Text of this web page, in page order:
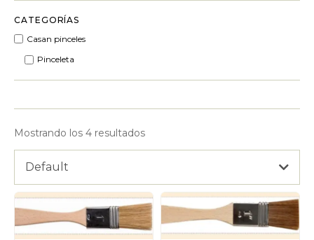
CATEGORÍAS
Casan pinceles
Pinceleta
Mostrando los 4 resultados
Default